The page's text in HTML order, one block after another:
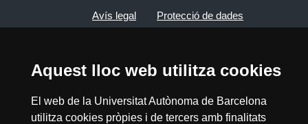
Aquest lloc web utilitza cookies
El web de la Universitat Autònoma de Barcelona
utilitza cookies pròpies i de tercers amb finalitats
Avís legal Protecció de dades